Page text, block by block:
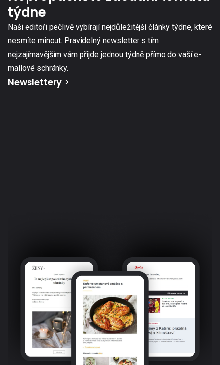
týdne
Naši editoři pečlivě vybírají nejdůležitější články týdne, které
nesmíte minout. Pravidelný newsletter s tím
nejzajímavějším vám přijde jednou týdně přímo do vaší e-
mailové schránky.
Newslettery